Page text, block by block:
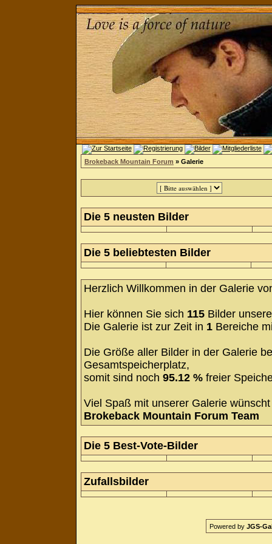
Brokeback Mountain Forum » Galerie
Die 5 neusten Bilder
Die 5 beliebtesten Bilder
Herzlich Willkommen in der Galerie
Hier können Sie sich 115 Bilder
Die Galerie ist zur Zeit in 1 Bereiche
Die Größe aller Bilder in der Galerie
Gesamtspeicherplatz,
somit sind noch 95.12 % freier
Viel Spaß mit unserer Galerie
Brokeback Mountain Forum Team
Die 5 Best-Vote-Bilder
Zufallsbilder
Powered by JGS-